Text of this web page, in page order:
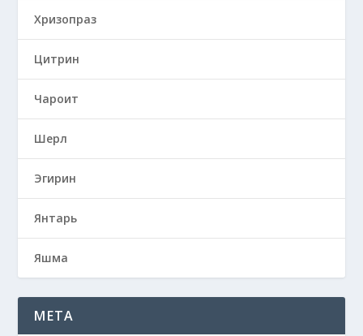
Хризопраз
Цитрин
Чароит
Шерл
Эгирин
Янтарь
Яшма
META